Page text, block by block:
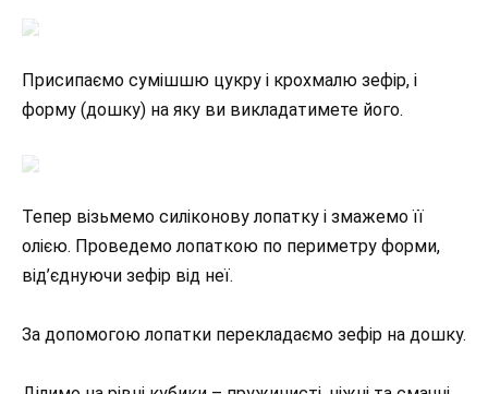
Присипаємо сумішшю цукру і крохмалю зефір, і
форму (дошку) на яку ви викладатимете його.
Тепер візьмемо силіконову лопатку і змажемо її
олією. Проведемо лопаткою по периметру форми,
від’єднуючи зефір від неї.
За допомогою лопатки перекладаємо зефір на дошку.